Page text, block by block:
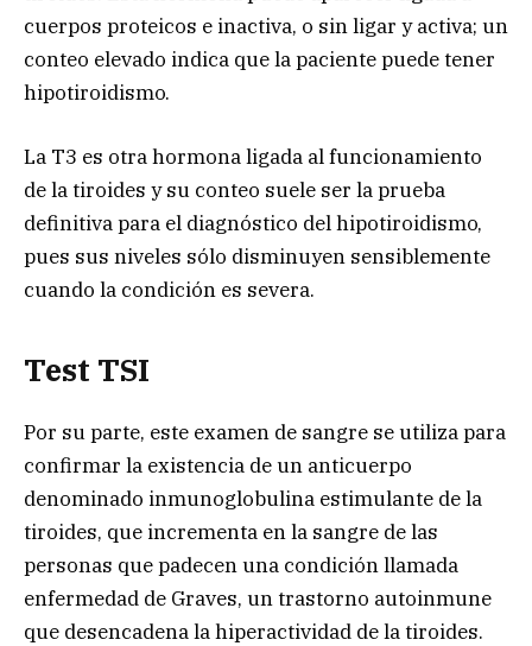
cuerpos proteicos e inactiva, o sin ligar y activa; un
conteo elevado indica que la paciente puede tener
hipotiroidismo.
La T3 es otra hormona ligada al funcionamiento
de la tiroides y su conteo suele ser la prueba
definitiva para el diagnóstico del hipotiroidismo,
pues sus niveles sólo disminuyen sensiblemente
cuando la condición es severa.
Test TSI
Por su parte, este examen de sangre se utiliza para
confirmar la existencia de un anticuerpo
denominado inmunoglobulina estimulante de la
tiroides, que incrementa en la sangre de las
personas que padecen una condición llamada
enfermedad de Graves, un trastorno autoinmune
que desencadena la hiperactividad de la tiroides.